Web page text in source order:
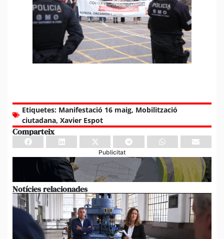
Etiquetes: Manifestació 16 maig, Mobilització
ciutadana, Xavier Espot
Comparteix
Publicitat
Notícies relacionades